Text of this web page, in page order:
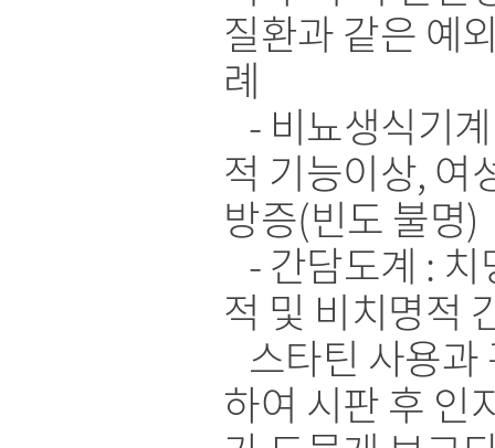
질환과 같은 예
례
- 비뇨생식기
적 기능이상, 여
방증(빈도 불명)
- 간담도계 : 치
적 및 비치명적
스타틴 사용과
하여 시판 후 인